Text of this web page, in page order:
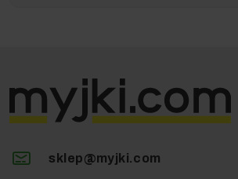
sklep@myjki.com